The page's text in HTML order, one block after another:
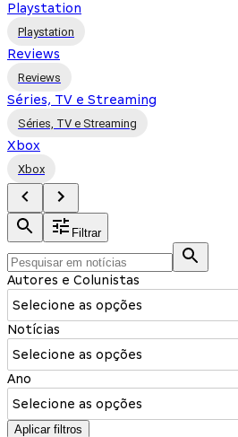
Playstation
Playstation
Reviews
Reviews
Séries, TV e Streaming
Séries, TV e Streaming
Xbox
Xbox
Filtrar
Autores e Colunistas
Selecione as opções
Notícias
Selecione as opções
Ano
Selecione as opções
Aplicar filtros